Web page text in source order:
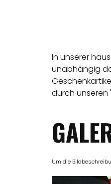
In unserer
unabhängig
durch unseren
Um die